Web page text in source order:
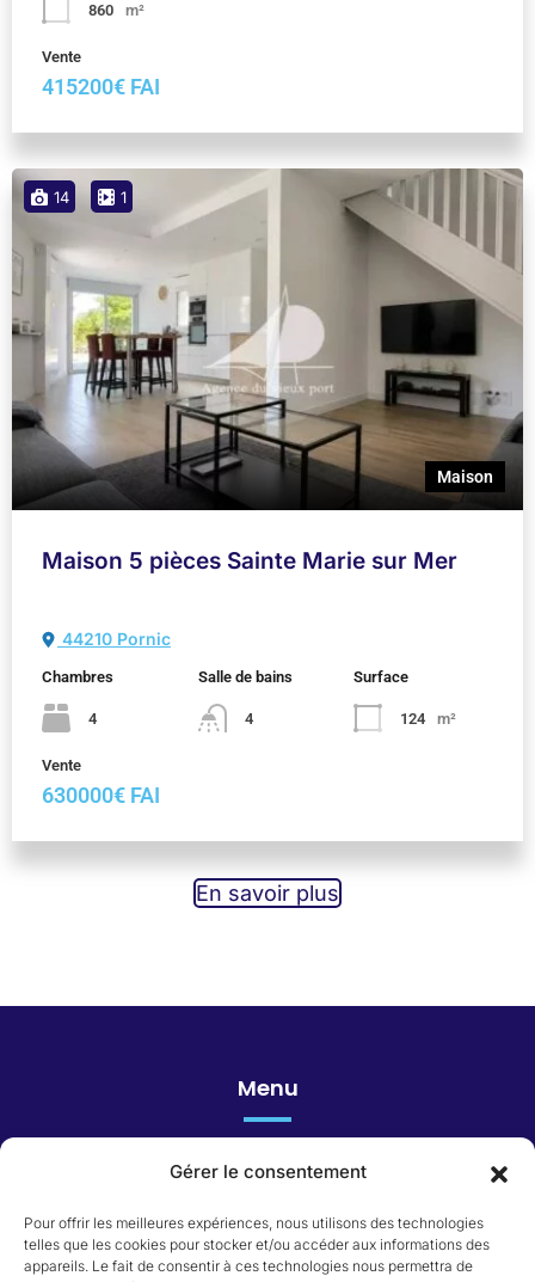
Gérer le consentement
Pour offrir les meilleures expériences, nous utilisons des technologies
telles que les cookies pour stocker et/ou accéder aux informations des
appareils. Le fait de consentir à ces technologies nous permettra de
860 m²
Vente
415200€ FAI
14 1
Maison
Maison 5 pièces Sainte Marie sur Mer
44210 Pornic
Chambres
4
Salle de bains
4
Surface
124 m²
Vente
630000€ FAI
En savoir plus
Menu
Honoraires
Catégorie du bien